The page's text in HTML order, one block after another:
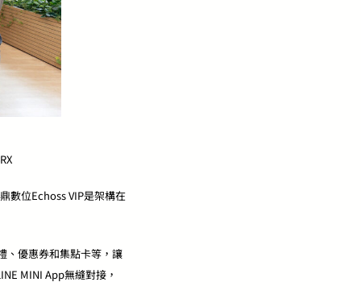
數位Echoss VIP是架構在
、優惠券和集點卡等，讓
MINI App無縫對接，